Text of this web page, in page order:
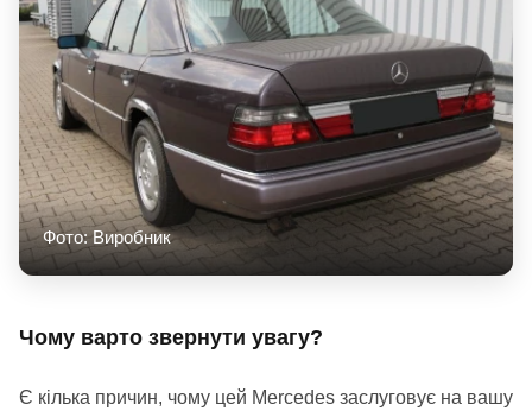
Фото: Виробник
Чому варто звернути увагу?
Є кілька причин, чому цей Mercedes заслуговує на вашу